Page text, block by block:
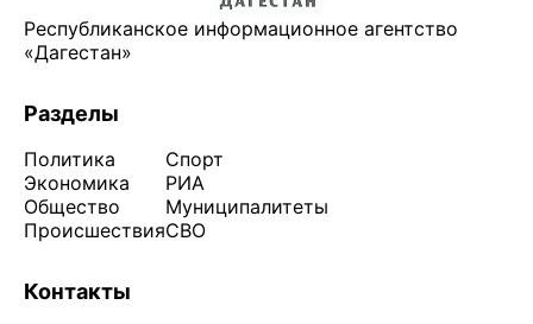
Республиканское информационное агентство
«Дагестан»
Разделы
Политика
Экономика
Общество
Происшествия
Спорт
РИА
Муниципалитеты
СВО
Контакты